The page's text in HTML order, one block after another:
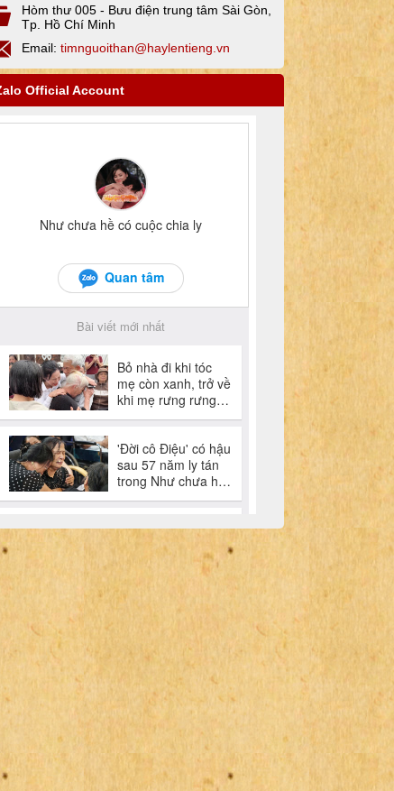
Hòm thư 005 - Bưu điện trung tâm Sài Gòn,
Tp. Hồ Chí Minh
Email: timnguoithan@haylentieng.vn
Official Account